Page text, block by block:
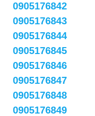
0905176842
0905176843
0905176844
0905176845
0905176846
0905176847
0905176848
0905176849